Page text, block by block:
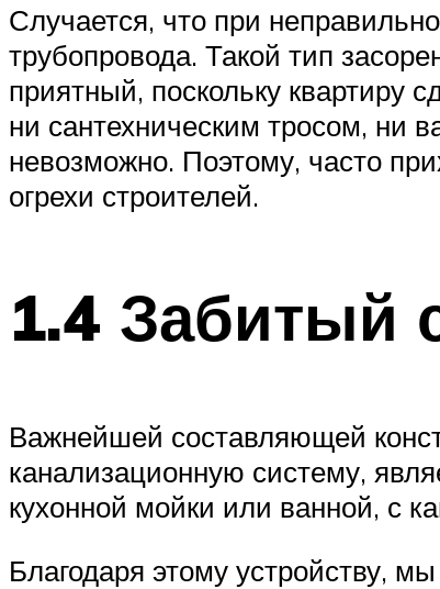
Случается, что при
трубопровода. Такой тип
приятный, поскольку квартиру
ни сантехническим тросом, ни
невозможно. Поэтому, часто
огрехи строителей.
1.4 Забитый
Важнейшей составляющей
канализационную систему,
кухонной мойки или ванной, с
Благодаря этому устройству,